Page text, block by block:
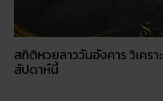
สถิติหวยลาววันอังคาร วิเคร
สัปดาห์นี้